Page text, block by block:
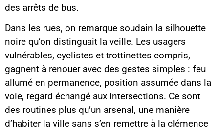
des arrêts de bus.
Dans les rues, on remarque soudain la silhouette
noire qu’on distinguait la veille. Les usagers
vulnérables, cyclistes et trottinettes compris,
gagnent à renouer avec des gestes simples : feu
allumé en permanence, position assumée dans la
voie, regard échangé aux intersections. Ce sont
des routines plus qu’un arsenal, une manière
d’habiter la ville sans s’en remettre à la clémence